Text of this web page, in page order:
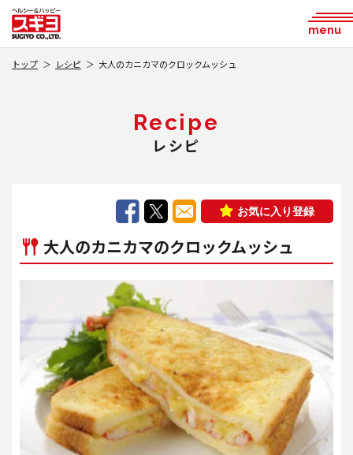
menu
トップ レシピ 大人のカニカマのクロックムッシュ
Recipe
レシピ
お気に入り登録
大人のカニカマのクロックムッシュ